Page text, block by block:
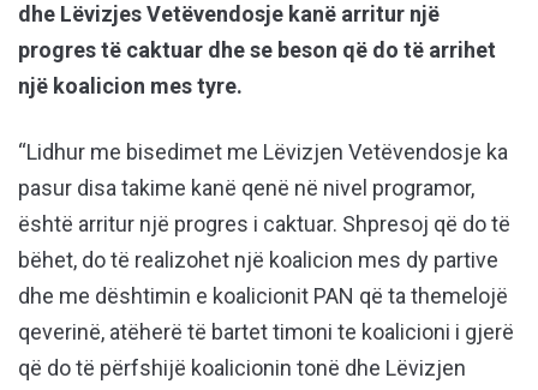
dhe Lëvizjes Vetëvendosje kanë arritur një
progres të caktuar dhe se beson që do të arrihet
një koalicion mes tyre.
“Lidhur me bisedimet me Lëvizjen Vetëvendosje ka
pasur disa takime kanë qenë në nivel programor,
është arritur një progres i caktuar. Shpresoj që do të
bëhet, do të realizohet një koalicion mes dy partive
dhe me dështimin e koalicionit PAN që ta themelojë
qeverinë, atëherë të bartet timoni te koalicioni i gjerë
që do të përfshijë koalicionin tonë dhe Lëvizjen